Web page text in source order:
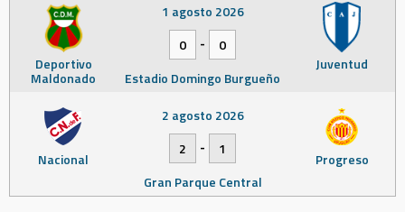
Deportivo
Maldonado
Juventud
1 agosto 2026
0
-
0
Estadio Domingo Burgueño
Nacional Progreso
2 agosto 2026
2
-
1
Gran Parque Central